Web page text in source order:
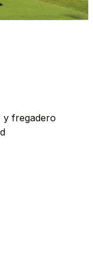
y fregadero